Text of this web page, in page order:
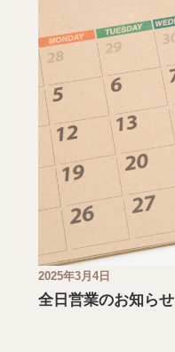
2025年3月4日
全日営業のお知らせ